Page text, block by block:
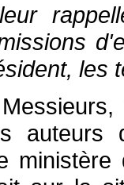
les
auteurs